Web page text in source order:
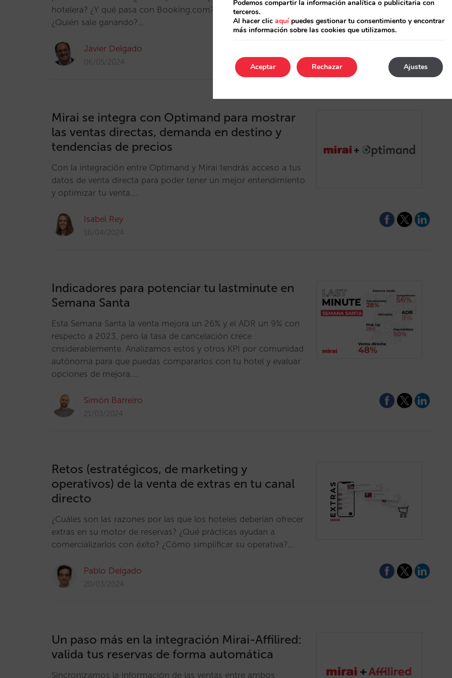
hotelera? ¿Y qué pasa con Booking.com?, ¿es gatekeeper?
¿Quién sale ganando?…
Javier Delgado
06/05/2024
Mirai se integra con Optimand para mostrar
las ventas directas, demanda en destino y
tendencias de precios
Con la integración entre Optimand y Mirai tendrás acceso a tus
datos de venta directa para poder tener un mejor entendimiento
y optimizar tu venta.…
Isabel Rey
16/04/2024
Indicadores para potenciar tu lastminute en
Semana Santa
Esta Semana Santa la venta mejora un 26% y el ADR un 9% con
respecto a 2023, pero la tasa de cancelación crece
cnsiderablemente. Analizamos estos y otros KPI por comunidad
autónoma para que puedas compararlos con tu hotel y evaluar
opciones de mejora.…
Simón Barreiro
21/03/2024
Retos (estratégicos, de marketing y
operativos) de la venta de extras en tu canal
directo
¿Cuáles son las razones por las que los hoteles deberían ofrecer
extras en su motor de reservas? ¿Qué prácticas ayudan a
comercializarlos con éxito? ¿Cómo simplificar su operativa?…
Pablo Delgado
20/03/2024
Un paso más en la integración Mirai-Affilired:
valida tus reservas de forma automática
Sincronizamos la información de las ventas entre ambos
Podemos compartir la información analítica o publicitaria con
terceros.
Al hacer clic aquípuedes gestionar tu consentimiento y encontrar
más información sobre las cookies que utilizamos.
Aceptar Ajustes
Rechazar